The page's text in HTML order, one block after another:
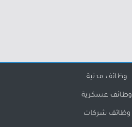
وظائف مدنية
وظائف عسكرية
وظائف شركات